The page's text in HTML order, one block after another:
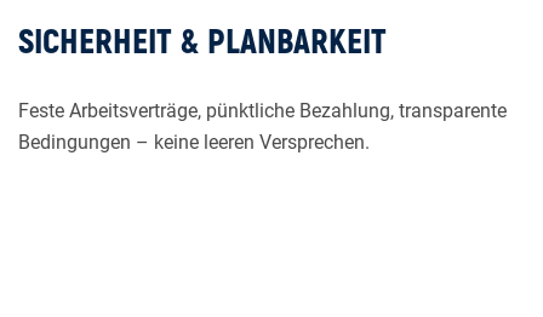
SICHERHEIT & PLANBARKEIT
Feste Arbeitsverträge, pünktliche Bezahlung, transparente
Bedingungen – keine leeren Versprechen.